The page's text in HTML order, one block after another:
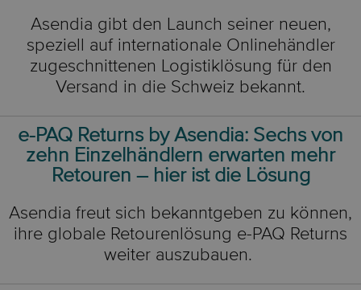
Asendia gibt den Launch seiner neuen,
speziell auf internationale Onlinehändler
zugeschnittenen Logistiklösung für den
Versand in die Schweiz bekannt.
e-PAQ Returns by Asendia: Sechs von
zehn Einzelhändlern erwarten mehr
Retouren – hier ist die Lösung
Asendia freut sich bekanntgeben zu können,
ihre globale Retourenlösung e-PAQ Returns
weiter auszubauen.